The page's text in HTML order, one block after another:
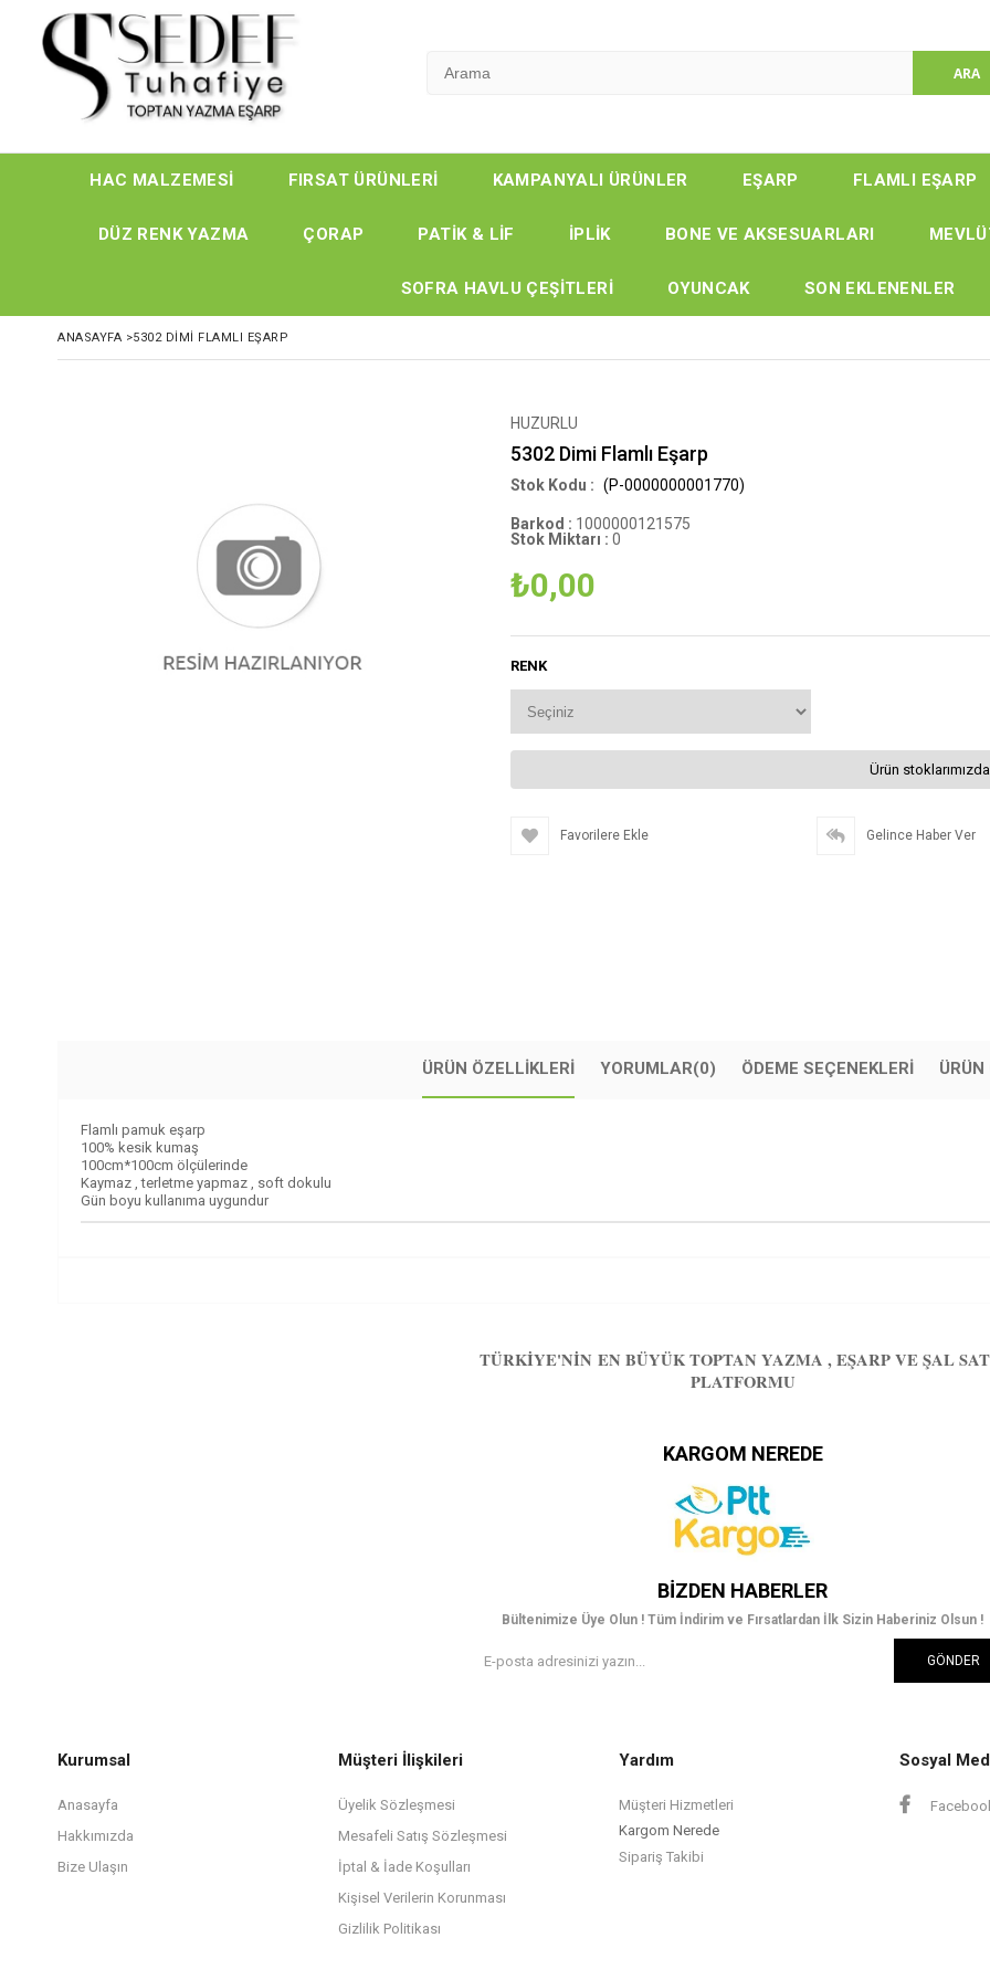
HAC MALZEMESİ FIRSAT ÜRÜNLERİ KAMPANYALI ÜRÜNLER EŞARP FLAMLI EŞARP
DÜZ RENK YAZMA ÇORAP PATİK & LİF İPLİK BONE VE AKSESUARLARI
SOFRA HAVLU ÇEŞİTLERİ OYUNCAK SON EKLENENLER
ANASAYFA >5302 DIMI FLAMLI EŞARP
HUZURLU
5302 Dimi Flamlı Eşarp
(P-0000000001770)
Barkod : 1000000121575
Stok Miktarı : 0
₺0,00
RENK
Ürün
Favorilere Ekle Gelince Haber Ver
ÜRÜN ÖZELLIKLERI YORUMLAR(0) ÖDEME SEÇENEKLERI ÜRÜN
Flamlı pamuk eşarp
100% kesik kumaş
100cm*100cm ölçülerinde
Kaymaz , terletme yapmaz , soft dokulu
Gün boyu kullanıma uygundur
TÜRKIYE'NIN EN BÜYÜK TOPTAN YAZMA , EŞARP VE ŞAL
PLATFORMU
KARGOM NEREDE
BIZDEN HABERLER
Bültenimize Üye Olun ! Tüm İndirim ve Fırsatlardan İlk Sizin Haberiniz Olsun !
GÖNDER
Kurumsal
Anasayfa
Hakkımızda
Bize Ulaşın
Müşteri İlişkileri
Üyelik Sözleşmesi
Mesafeli Satış Sözleşmesi
İptal & İade Koşulları
Kişisel Verilerin Korunması
Gizlilik Politikası
Yardım
Müşteri Hizmetleri
Kargom Nerede
Sipariş Takibi
Sosyal